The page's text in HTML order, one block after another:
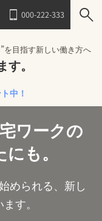
000-222-333
を目指す新しい働き方へ
。
ワークの
も。
められる、新し
す。